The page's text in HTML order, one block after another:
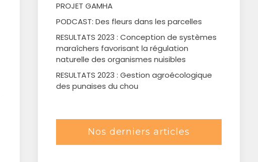
PROJET GAMHA
PODCAST: Des fleurs dans les parcelles
RESULTATS 2023 : Conception de systèmes
maraîchers favorisant la régulation
naturelle des organismes nuisibles
RESULTATS 2023 : Gestion agroécologique
des punaises du chou
Nos derniers articles